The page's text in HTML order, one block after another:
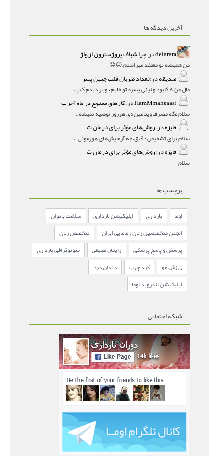
آخرین دیدگاه ها
delaramدر:چرا شیاف پروژسترون از واژ
من همیشه تو معتقد میزاشتم,,😑😐
صدیقهدر:تعداد ضربان قلب جنین پسر
مال من ۱۶۸بود و نینی پسره تو خابم دوبار دیدم ک پسره
HamMmahsaasiدر:کارهای ممنوع در ماه آخر ب
سلام مگه مصرف ویتامین دی هرروز توصیه نمیشه؟درمقاله میگه
فایزهدر:روش‌های مؤثر برای درمان ت
سلام برای تشخیص دقیق، چه آزمایش‌های هورمونی و چه سونوگر
فایزهدر:روش‌های مؤثر برای درمان ت
سلام
برچسب ها
اوما بارداری اپلیکیشن بارداری
سلامت بانوان
انجمن متخصصین زنان و مامایی ایران
متخصص زنان
پرسش و پاسخ پزشکی
زایمان طبیعی
سونوگرافی بارداری
ریزش مو
کبد چرب
دندان درد
اپلیکیشن اندروید اوما
شبکه اجتماعی